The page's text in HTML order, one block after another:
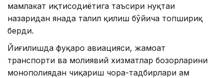
мамлакат иқтисодиётига таъсири нуқтаи
назаридан янада таҳлил қилиш бўйича топшириқ
берди.
Йиғилишда фуқаро авиацияси, жамоат
транспорти ва молиявий хизматлар бозорларини
монополиядан чиқариш чора-тадбирлари ҳам